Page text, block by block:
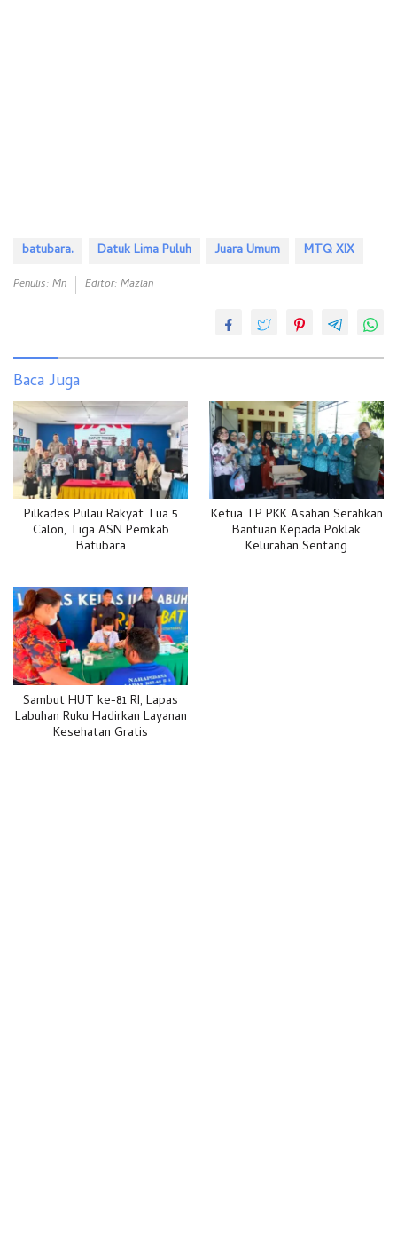
batubara. Datuk Lima Puluh Juara Umum MTQ XIX
Penulis: Mn Editor: Mazlan
Baca Juga
Pilkades Pulau Rakyat Tua 5
Calon, Tiga ASN Pemkab
Batubara
Ketua TP PKK Asahan Serahkan
Bantuan Kepada Poklak
Kelurahan Sentang
Sambut HUT ke-81 RI, Lapas
Labuhan Ruku Hadirkan Layanan
Kesehatan Gratis